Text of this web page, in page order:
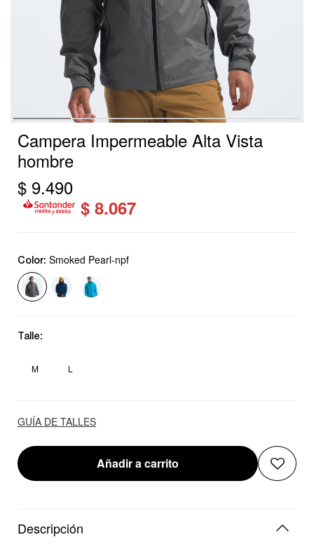
Campera Impermeable Alta Vista
hombre
$ 9.490
$ 8.067
Color: Smoked Pearl-npf
Talle:
M L
GUÍA DE TALLES
Añadir a carrito
Descripción